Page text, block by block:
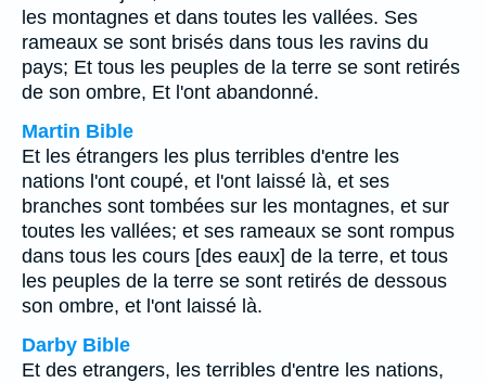
les montagnes et dans toutes les vallées. Ses
rameaux se sont brisés dans tous les ravins du
pays; Et tous les peuples de la terre se sont retirés
de son ombre, Et l'ont abandonné.
Martin Bible
Et les étrangers les plus terribles d'entre les
nations l'ont coupé, et l'ont laissé là, et ses
branches sont tombées sur les montagnes, et sur
toutes les vallées; et ses rameaux se sont rompus
dans tous les cours [des eaux] de la terre, et tous
les peuples de la terre se sont retirés de dessous
son ombre, et l'ont laissé là.
Darby Bible
Et des etrangers, les terribles d'entre les nations,